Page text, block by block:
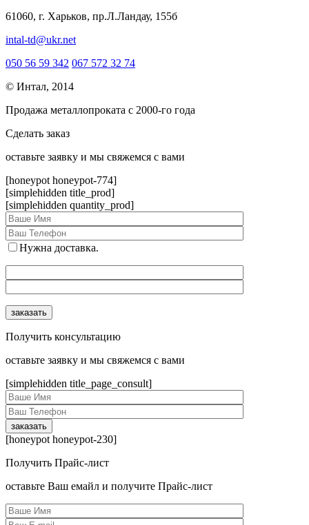
61060, г. Харьков, пр.Л.Ландау, 155б
intal-td@ukr.net
050 56 59 342 067 572 32 74
© Интал, 2014
Продажа металлопроката с 2000-го года
Сделать заказ
оcтавьте заявку и мы свяжемся с вами
[honeypot honeypot-774]
[simplehidden title_prod]
[simplehidden quantity_prod]
Нужна доставка.
Получить консультацию
оcтавьте заявку и мы свяжемся с вами
[simplehidden title_page_consult]
[honeypot honeypot-230]
Получить Прайс-лист
оcтавьте Ваш емайл и получите Прайс-лист